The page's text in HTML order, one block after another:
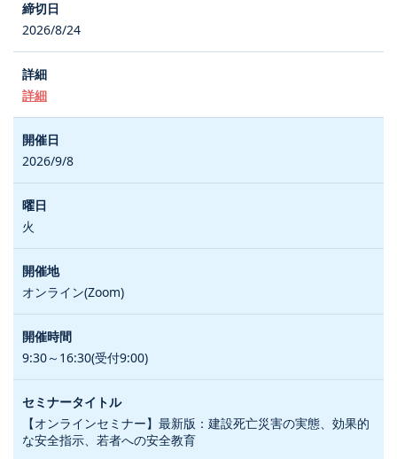
2026/8/24
詳細
2026/9/8
火
オンライン(Zoom)
9:30～16:30(受付9:00)
【オンラインセミナー】最新版：建設死亡災害の実態、効果的
な安全指示、若者への安全教育